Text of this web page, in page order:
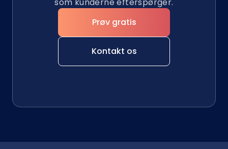
Prøv gratis
Kontakt os